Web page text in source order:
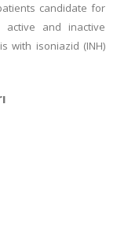
candidate for
active and inactive
with isoniazid (INH)